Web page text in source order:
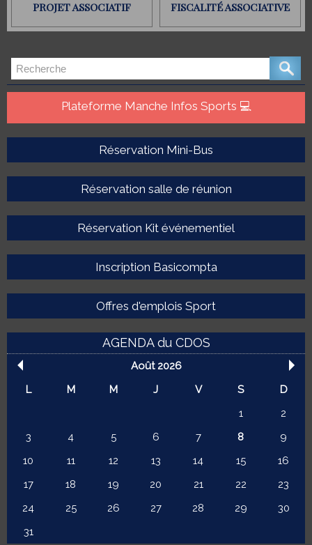
PROJET ASSOCIATIF
FISCALITÉ ASSOCIATIVE
Plateforme Manche Infos Sports 💻
Réservation Mini-Bus
Réservation salle de réunion
Réservation Kit événementiel
Inscription Basicompta
Offres d'emplois Sport
AGENDA du CDOS
Août 2026
L
M M J V S
D
1
2
3
4 5 6 7 8
9
10
11 12 13 14 15
16
17
18 19 20 21 22
23
24
25 26 27 28 29
30
31